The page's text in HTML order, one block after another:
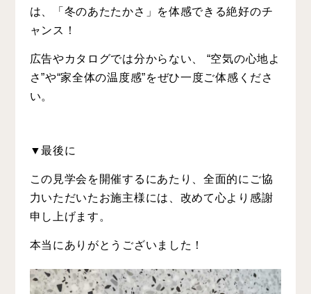
は、「冬のあたたかさ」を体感できる絶好のチ
ャンス！
広告やカタログでは分からない、 “空気の心地よ
さ”や“家全体の温度感”をぜひ一度ご体感くださ
い。
▼最後に
この見学会を開催するにあたり、全面的にご協
力いただいたお施主様には、改めて心より感謝
申し上げます。
本当にありがとうございました！